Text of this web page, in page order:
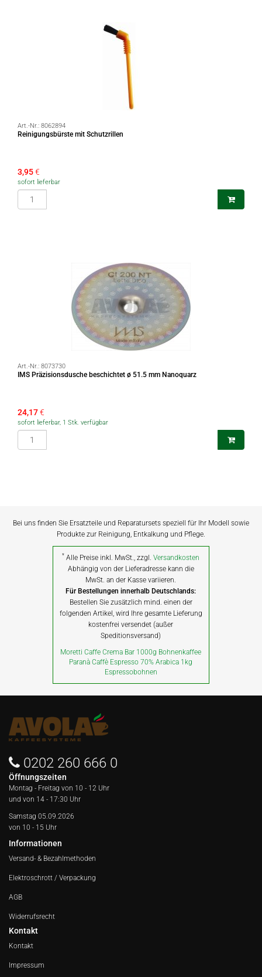
Art.-Nr.: 8062894
Reinigungsbürste mit Schutzrillen
3,95€
sofort lieferbar
Art.-Nr.: 8073730
IMS Präzisionsdusche beschichtet ø 51.5 mm Nanoquarz
24,17€
sofort lieferbar, 1 Stk. verfügbar
Bei uns finden Sie Ersatzteile und Reparatursets speziell für Ihr Modell sowie
Produkte zur Reinigung, Entkalkung und Pflege.
* Alle Preise inkl. MwSt., zzgl.Versandkosten
Abhängig von der Lieferadresse kann die
MwSt. an der Kasse variieren.
Für Bestellungen innerhalb Deutschlands:
Bestellen Sie zusätzlich mind. einen der
folgenden Artikel, wird Ihre gesamte Lieferung
kostenfrei versendet (außer
Speditionsversand)
Moretti Caffe Crema Bar 1000g Bohnenkaffee
Paranà Caffè Espresso 70% Arabica 1kg
Espressobohnen
0202 260 666 0
Öffnungszeiten
Montag - Freitag von 10 - 12 Uhr
und von 14 - 17:30 Uhr
Samstag 05.09.2026
von 10 - 15 Uhr
Informationen
Versand- & Bezahlmethoden
Elektroschrott / Verpackung
AGB
Widerrufsrecht
Kontakt
Kontakt
Impressum